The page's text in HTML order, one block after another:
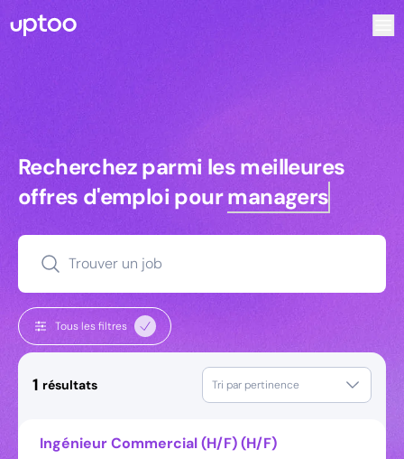
Recherchez parmi les meilleures
Recherchez parmi les meilleures
offres d'emploi pourmanagers
Trouver un job
Tous les filtres
1 résultats Tri par pertinence
Ingénieur Commercial (H/F) (H/F)